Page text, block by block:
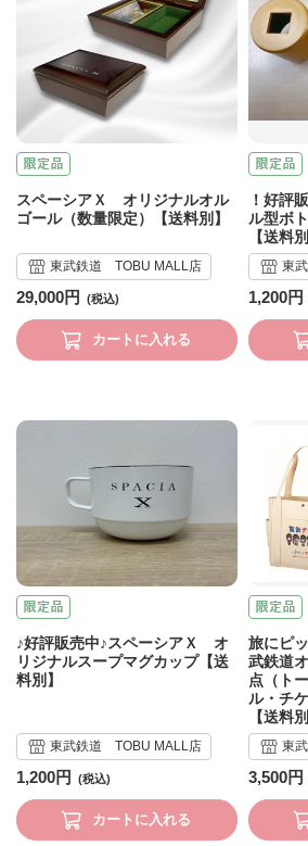
スペーシアＸ オリジナルオル
ゴール（数量限定）【送料別】
東武鉄道 TOBU MALL店
29,000円
カートに入れる
！好評
ル型ボ
【送料別
東
1,200円
♪好評販売中♪スペーシアＸ オ
リジナルスープマグカップ【送
料別】
東武鉄道 TOBU MALL店
1,200円
カートに入れる
旅にピ
武鉄道
点（ト
ル・チ
【送料別
東
3,500円